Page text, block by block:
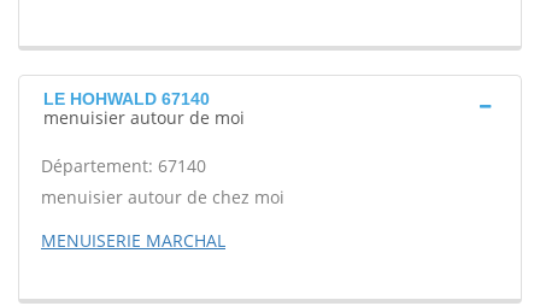
LE HOHWALD 67140
menuisier autour de moi
Département: 67140
menuisier autour de chez moi
MENUISERIE MARCHAL